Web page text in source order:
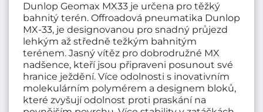
Dunlop Geomax MX33 je určena pro těžký
bahnitý terén. Offroadová pneumatika Dunlop
MX-33, je designovanou pro snadný průjezd
lehkým až středně težkým bahnitým
terénem. Jasný vítěz pro dobrodružné MX
nadšence, kteří jsou připraveni posunout své
hranice ježdění. Více odolnosti s inovativním
molekulárním polymérem a designem bloků,
které zvyšují odolnost proti praskání na